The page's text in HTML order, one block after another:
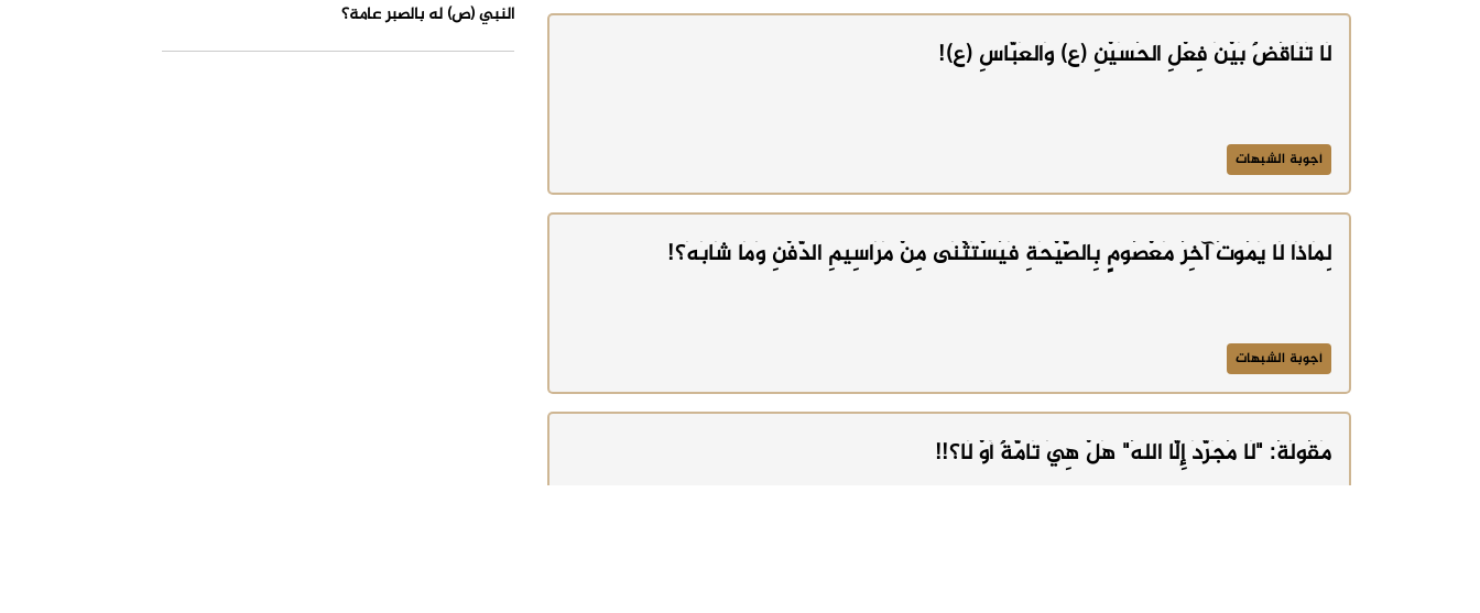
لَا تَنَاقُضٌ بَيْنَ فِعْلِ الحُسَيْنِ (ع) وَالعَبَّاسِ (ع)!
أجوبة الشبهات
لِمَاذَا لَا يَمُوتُ آخِرُ مَعْصُومٍ بِالصَّيْحَةِ فَيُسْتَثْنَى مِنْ مَرَاسِيمِ الدَّفْنِ وَمَا شَابَهَ؟!
أجوبة الشبهات
مَقُولَةُ: "لَا مُجَرَّدَ إِلَّا اللهُ" هَلْ هِيَ تَامَّةٌ أَوْ لَا؟!!
النبي (ص) له بالصبر عامة؟